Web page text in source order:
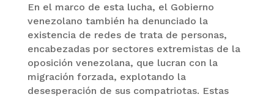
En el marco de esta lucha, el Gobierno
venezolano también ha denunciado la
existencia de redes de trata de personas,
encabezadas por sectores extremistas de la
oposición venezolana, que lucran con la
migración forzada, explotando la
desesperación de sus compatriotas. Estas